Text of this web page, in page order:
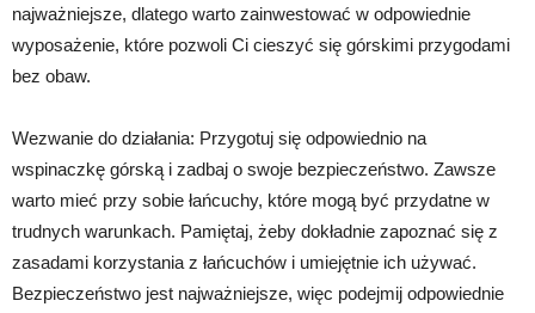
najważniejsze, dlatego warto zainwestować w odpowiednie
wyposażenie, które pozwoli Ci cieszyć się górskimi przygodami
bez obaw.
Wezwanie do działania: Przygotuj się odpowiednio na
wspinaczkę górską i zadbaj o swoje bezpieczeństwo. Zawsze
warto mieć przy sobie łańcuchy, które mogą być przydatne w
trudnych warunkach. Pamiętaj, żeby dokładnie zapoznać się z
zasadami korzystania z łańcuchów i umiejętnie ich używać.
Bezpieczeństwo jest najważniejsze, więc podejmij odpowiednie